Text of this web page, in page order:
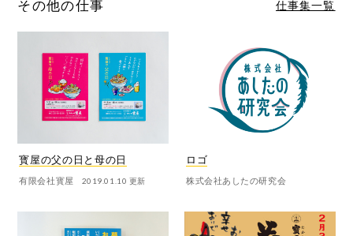
その他の仕事 仕事集一覧
寳屋の父の日と母の日
有限会社寳屋 2019.01.10 更新
ロゴ
株式会社あしたの研究会